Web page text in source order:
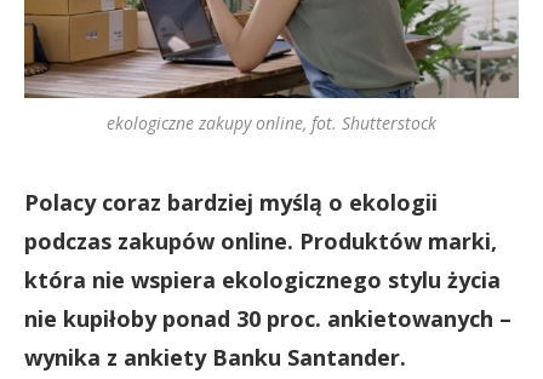
ekologiczne zakupy online, fot. Shutterstock
Polacy coraz bardziej myślą o ekologii
podczas zakupów online. Produktów marki,
która nie wspiera ekologicznego stylu życia
nie kupiłoby ponad 30 proc. ankietowanych –
wynika z ankiety Banku Santander.